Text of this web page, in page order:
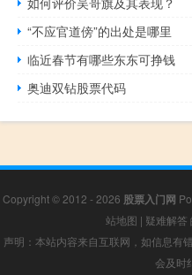
“不应官道傍”的出处是哪里
临近春节有哪些东东可挣钱
奥迪双钻股票代码
Copyright © 2012 - 2026 股票入门网
站地图 | 疑难解答
声明：本站内容来自互联网，如信息有
会及时